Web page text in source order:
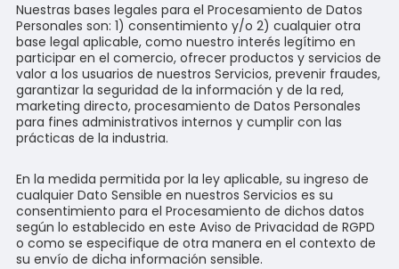
Nuestras bases legales para el Procesamiento de Datos
Personales son: 1) consentimiento y/o 2) cualquier otra
base legal aplicable, como nuestro interés legítimo en
participar en el comercio, ofrecer productos y servicios de
valor a los usuarios de nuestros Servicios, prevenir fraudes,
garantizar la seguridad de la información y de la red,
marketing directo, procesamiento de Datos Personales
para fines administrativos internos y cumplir con las
prácticas de la industria.
En la medida permitida por la ley aplicable, su ingreso de
cualquier Dato Sensible en nuestros Servicios es su
consentimiento para el Procesamiento de dichos datos
según lo establecido en este Aviso de Privacidad de RGPD
o como se especifique de otra manera en el contexto de
su envío de dicha información sensible.